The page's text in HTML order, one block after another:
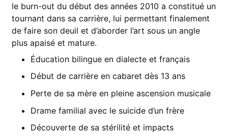
le burn-out du début des années 2010 a constitué un
tournant dans sa carrière, lui permettant finalement
de faire son deuil et d’aborder l’art sous un angle
plus apaisé et mature.
Éducation bilingue en dialecte et français
Début de carrière en cabaret dès 13 ans
Perte de sa mère en pleine ascension musicale
Drame familial avec le suicide d’un frère
Découverte de sa stérilité et impacts